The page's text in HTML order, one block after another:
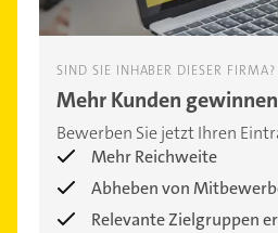
SIND SIE INHABER DIESER FIRMA?
Mehr Kunden gewinnen
Bewerben Sie jetzt Ihren
Mehr Reichweite
Abheben von
Relevante Zielgruppen